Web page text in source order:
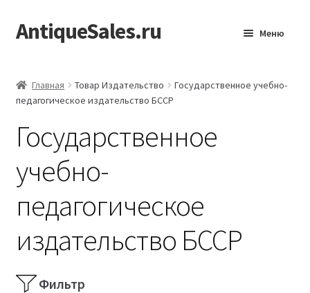
Перейти
к
Перейти
к
AntiqueSales.ru Меню
Главная Товар Издательство
Государственное учебно-
педагогическое издательство БССР
Государственное
учебно-
педагогическое
издательство БССР
Фильтр